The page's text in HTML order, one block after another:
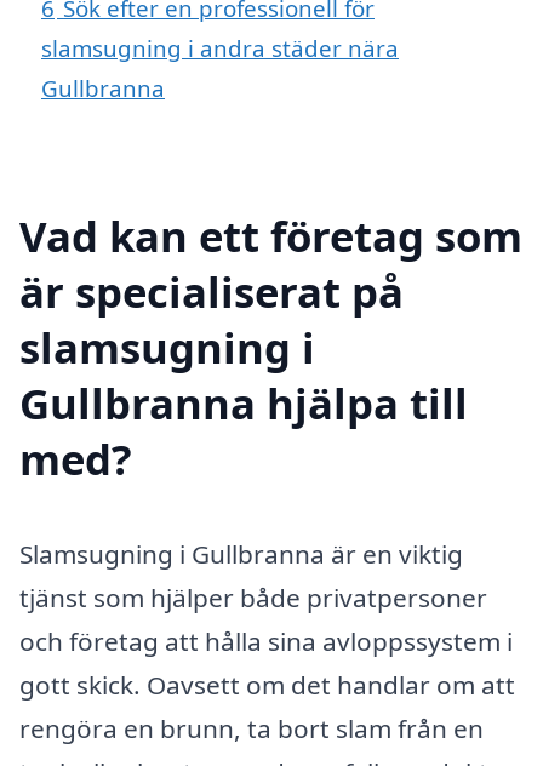
6 Sök efter en professionell för
slamsugning i andra städer nära
Gullbranna
Vad kan ett företag som
är specialiserat på
slamsugning i
Gullbranna hjälpa till
med?
Slamsugning i Gullbranna är en viktig
tjänst som hjälper både privatpersoner
och företag att hålla sina avloppssystem i
gott skick. Oavsett om det handlar om att
rengöra en brunn, ta bort slam från en